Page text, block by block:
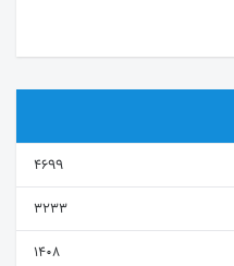
4699
3233
1408